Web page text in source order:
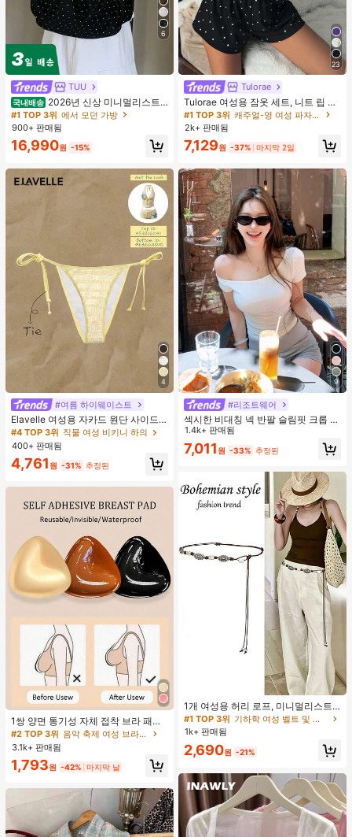
6
TUU
국내배송 2026년 신상 미니멀리스트
도트 캔버스 토트백, 대용량 캐주얼 다
용도 통근 숄더 핸드백
#1 TOP 3위 에서 모던 가방
900+ 판매됨
16,990원 -15%
4
#여름 하이웨이스트
Elavelle 여성용 자카드 원단 사이드
타이 비키니 하의, 봄/여름
#4 TOP 3위 직물 여성 비키니 하의
400+ 판매됨
4,761 원 -31% 추정된
1쌍 양면 통기성 자체 접착 브라 패드,
두꺼워진 삼각형 푸쉬업 디자인, 재사
용 가능, 보이지 않는 비키니 브라 삽
입물, 수영에 적합
#2 TOP 3위
음악 축제 여성 브라 액세서리
거의 매진!
#2 TOP 3위
음악 축제 여성 브라 액세서리
거의 매진!
#2 TOP 3위
음악 축제 여성 브라 액세서리
거의 매진!
#2 TOP 3위
3.1k+ 판매됨
1,793원 -42% 마지막 날
23
Tulorae
Tulorae 여성용 잠옷 세트, 니트 립 원
단, 하트 프린트 대비 레이스 트림, 로
맨틱 달콤 귀여운 섹시 캐미솔 & 반바
지 베이비돌 잠옷 세트 투피스 나이트
세트 섹시 잠옷 세트 여성용 잠옷 롬퍼
투피스 잠옷 세트 여성용 잠옷 세트 도
트 잠옷 세트 잠옷 반바지 세트 투피스
잠옷 세트 여성용 여름 세트 도트 반바
지 세트 여성용 잠옷 세트 반바지 잠옷
세트 여성용 투피스 여름 라운지 세트
#1 TOP 3위
캐주얼-영 여성 파자마 세트
2k+ 판매됨
7,129원 -37% 마지막 2일
9
#리조트웨어
섹시한 비대칭 넥 반팔 슬림핏 크롭 탑
화이트 여름
1.4k+ 판매됨
7,011 원 -33% 추정된
1개 여성용 허리 로프, 미니멀리스트
보헤미안 패션 매듭 허리 벨트, 드레
스, 캐주얼 팬츠와 함께 일상 착용에
적합한 장식용 허리 액세서리
거의 매진!
#1 TOP 3위
기하학 여성 벨트 및 벨트 액세서리
거의 매진!
#1 TOP 3위
기하학 여성 벨트 및 벨트 액세서리
거의 매진!
#1 TOP 3위
1k+ 판매됨
2,690원 -21%